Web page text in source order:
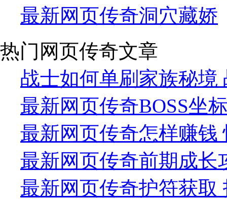
最新网页传奇洞穴藏娇
热门网页传奇文章
战士如何单刷家族秘境
最新网页传奇BOSS坐
最新网页传奇怎样赚钱
最新网页传奇前期成长
最新网页传奇护符获取